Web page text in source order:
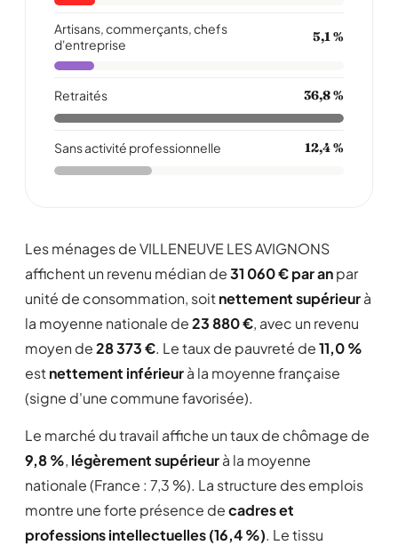
Artisans, commerçants, chefs
d'entreprise
5,1 %
Retraités 36,8 %
Sans activité professionnelle 12,4 %
Les ménages de VILLENEUVE LES AVIGNONS
affichent un revenu médian de31 060 € par anpar
unité de consommation, soitnettement supérieurà
la moyenne nationale de23 880 €, avec un revenu
moyen de28 373 €. Le taux de pauvreté de11,0 %
estnettement inférieurà la moyenne française
(signe d'une commune favorisée).
Le marché du travail affiche un taux de chômage de
9,8 %, légèrement supérieurà la moyenne
nationale (France : 7,3 %). La structure des emplois
montre une forte présence decadres et
professions intellectuelles (16,4 %). Le tissu